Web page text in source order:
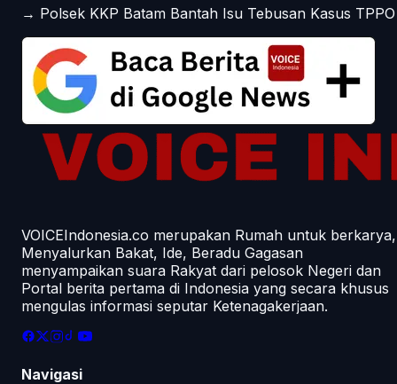
→ Polsek KKP Batam Bantah Isu Tebusan Kasus TPPO
VOICEIndonesia.co merupakan Rumah untuk berkarya,
Menyalurkan Bakat, Ide, Beradu Gagasan
menyampaikan suara Rakyat dari pelosok Negeri dan
Portal berita pertama di Indonesia yang secara khusus
mengulas informasi seputar Ketenagakerjaan.
Navigasi